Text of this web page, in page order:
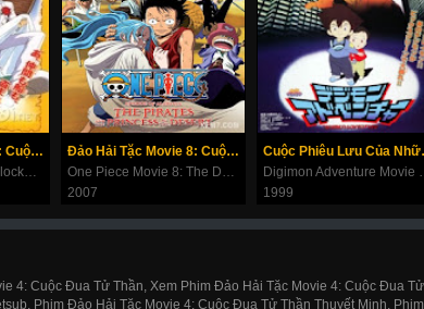
Đảo Hải Tặc Movie 2: Cuộc Phiêu Lưu Trên Đảo Đồng Hồ
Đảo Hải Tặc Movie 8: Cuộc Chiến Ở Vương Quốc Alabasta
2007
Cuộc
1999
4: Cuộc Đua Tử Thần, Xem Phim Đảo Hải Tặc Movie 4: Cuộc Đua
Phim Đảo Hải Tặc Movie 4: Cuộc Đua Tử Thần Thuyết Minh,